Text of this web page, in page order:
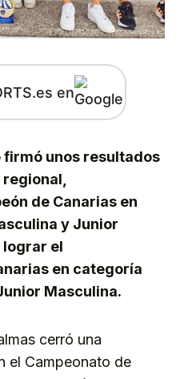
en
unos resultados
regional,
de Canarias en
y Junior
lograr el
en categoría
Masculina.
cerró una
el Campeonato de